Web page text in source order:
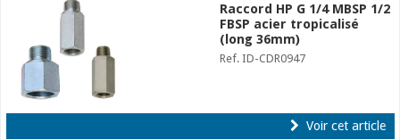
Raccord HP G 1/4 MBSP 1/2
FBSP acier tropicalisé
(long 36mm)
Ref. ID-CDR0947
Voir cet article